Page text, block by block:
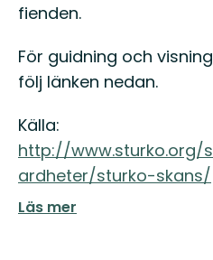
fienden.
För guidning och visning
följ länken nedan.
Källa:
http://www.sturko.org/
ardheter/sturko-skans/
Läs mer